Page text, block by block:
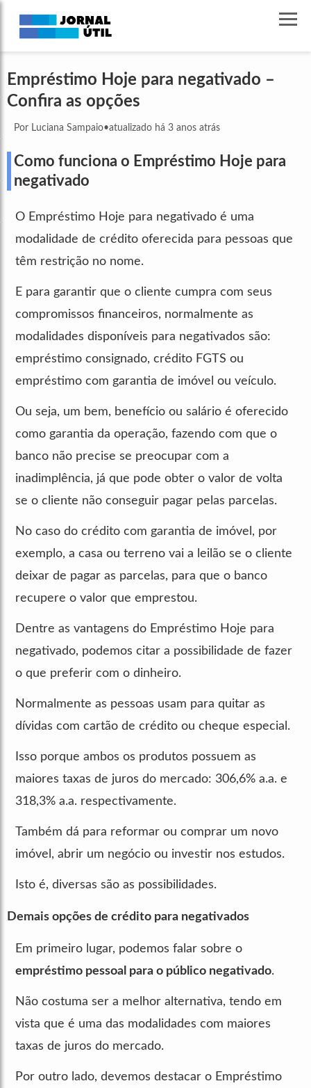
Empréstimo Hoje para negativado –
Confira as opções
Por Luciana Sampaio•atualizado há 3 anos atrás
Como funciona o Empréstimo Hoje para
negativado
O Empréstimo Hoje para negativado é uma
modalidade de crédito oferecida para pessoas que
têm restrição no nome.
E para garantir que o cliente cumpra com seus
compromissos financeiros, normalmente as
modalidades disponíveis para negativados são:
empréstimo consignado, crédito FGTS ou
empréstimo com garantia de imóvel ou veículo.
Ou seja, um bem, benefício ou salário é oferecido
como garantia da operação, fazendo com que o
banco não precise se preocupar com a
inadimplência, já que pode obter o valor de volta
se o cliente não conseguir pagar pelas parcelas.
No caso do crédito com garantia de imóvel, por
exemplo, a casa ou terreno vai a leilão se o cliente
deixar de pagar as parcelas, para que o banco
recupere o valor que emprestou.
Dentre as vantagens do Empréstimo Hoje para
negativado, podemos citar a possibilidade de fazer
o que preferir com o dinheiro.
Normalmente as pessoas usam para quitar as
dívidas com cartão de crédito ou cheque especial.
Isso porque ambos os produtos possuem as
maiores taxas de juros do mercado: 306,6% a.a. e
318,3% a.a. respectivamente.
Também dá para reformar ou comprar um novo
imóvel, abrir um negócio ou investir nos estudos.
Isto é, diversas são as possibilidades.
Demais opções de crédito para negativados
Em primeiro lugar, podemos falar sobre o
empréstimo pessoal para o público negativado.
Não costuma ser a melhor alternativa, tendo em
vista que é uma das modalidades com maiores
taxas de juros do mercado.
Por outro lado, devemos destacar o Empréstimo